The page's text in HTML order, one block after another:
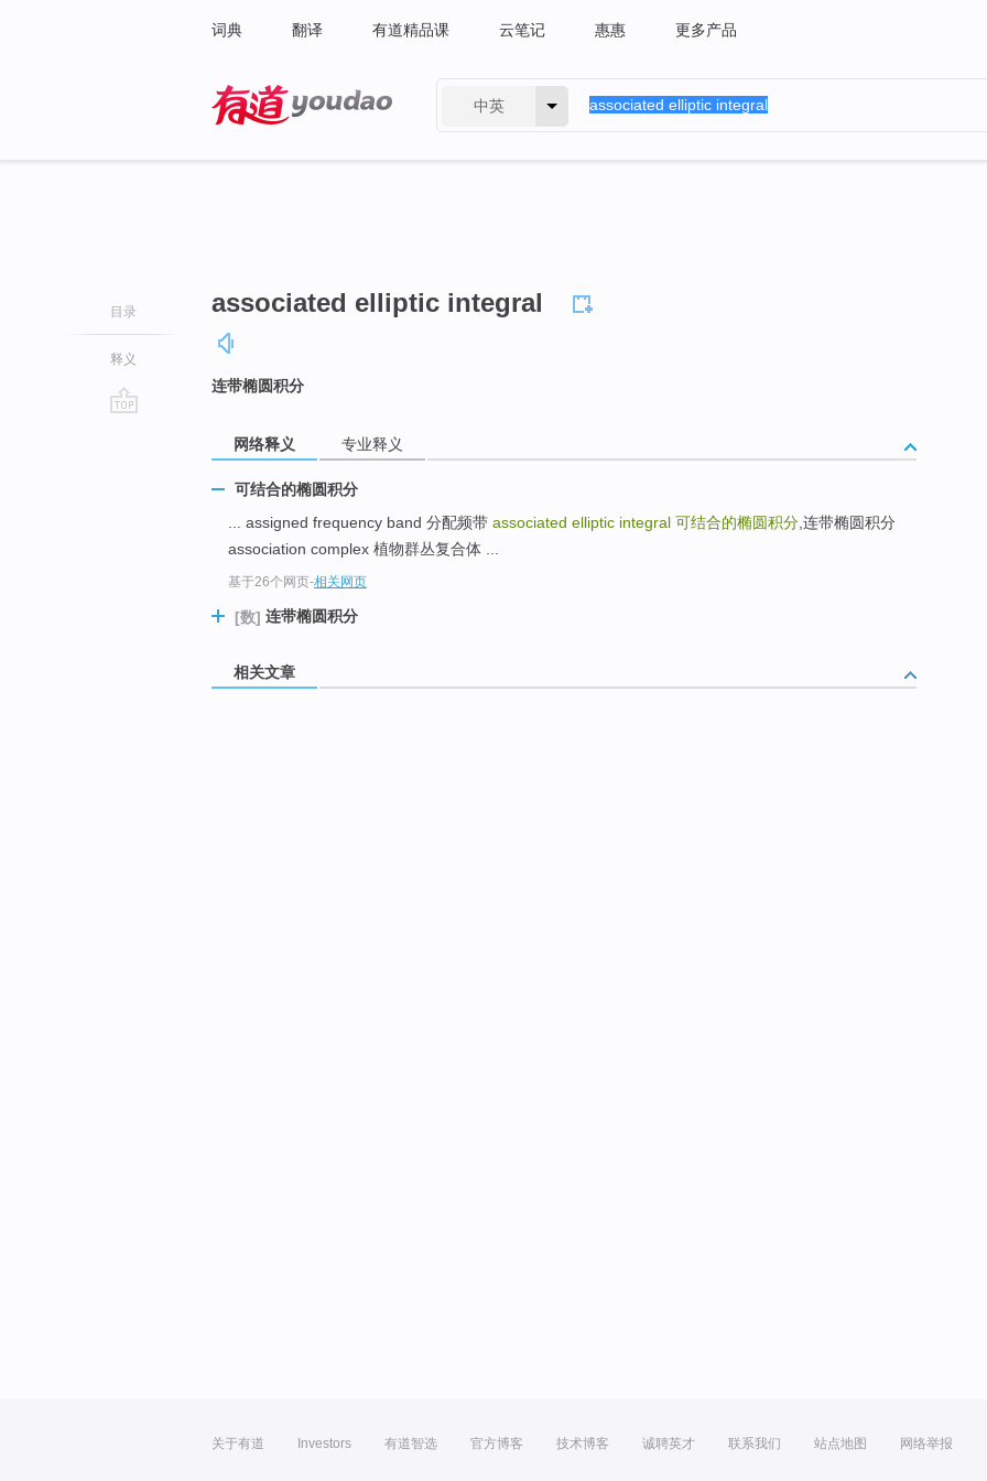
词典 翻译 有道精品课 云笔记 惠惠 更多产品
中英
目录
释义
associated elliptic integral
连带椭圆积分
网络释义 专业释义
可结合的椭圆积分
... assigned frequency band 分配频带 associated elliptic integral 可结合的椭圆积分 ,连带椭圆积分
association complex 植物群丛复合体 ...
基于26个网页-相关网页
[数] 连带椭圆积分
相关文章
关于有道 Investors 有道智选 官方博客 技术博客 诚聘英才 联系我们 站点地图 网络举报